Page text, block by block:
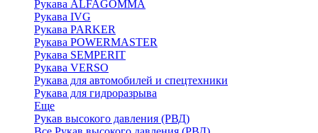
Рукава ALFAGOMMA
Рукава IVG
Рукава PARKER
Рукава POWERMASTER
Рукава SEMPERIT
Рукава VERSO
Рукава для автомобилей и спецтехники
Рукава для гидроразрыва
Еще
Рукав высокого давления (РВД)